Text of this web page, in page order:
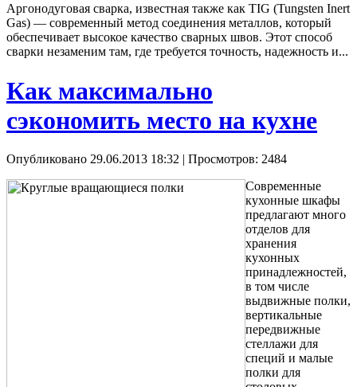
Аргонодуговая сварка, известная также как TIG (Tungsten Inert
Gas) — современный метод соединения металлов, который
обеспечивает высокое качество сварных швов. Этот способ
сварки незаменим там, где требуется точность, надежность и...
Как максимально
сэкономить место на кухне
Опубликовано 29.06.2013 18:32 | Просмотров: 2484
Современные
кухонные шкафы
предлагают много
отделов для
хранения
кухонных
принадлежностей,
в том числе
выдвижные полки,
вертикальные
передвижные
стеллажи для
специй и малые
полки для